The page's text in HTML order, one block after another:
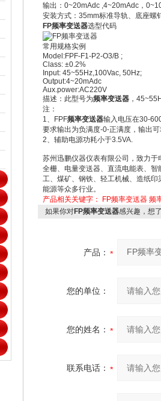
输出：0~20mAdc ,4~20mAdc，
安装方式：35mm标准导轨、底座螺
FP频率变送器选型代码
常用规格实例
Model:FPF-F1-P2-O3/B ;
Class: ±0.2%
Input: 45~55Hz,100Vac, 50Hz;
Output:4~20mAdc
Aux.power:AC220V
描述：此型号为频率变送器，
注：
1、FPF频率变送器输入电压在30-
要求输出为负满度-0-正满度，输出
2、辅助电源功耗小于3.5VA.
苏州迅鹏仪器仪表有限公司，致力
全栅、电量变送器、直流电能表、
工、煤矿、钢铁、轻工机械、造纸
能源等众多行业。
产品相关关键字：
FP频率变送器 频
如果你对FP频率变送器感兴趣，想
产品：
您的单位：
您的姓名：
联系电话：